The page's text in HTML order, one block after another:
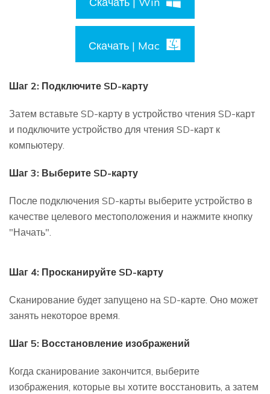
Скачать | Mac
Шаг 2: Подключите SD-карту
Затем вставьте SD-карту в устройство чтения SD-карт
и подключите устройство для чтения SD-карт к
компьютеру.
Шаг 3: Выберите SD-карту
После подключения SD-карты выберите устройство в
качестве целевого местоположения и нажмите кнопку
"Начать".
Шаг 4: Просканируйте SD-карту
Сканирование будет запущено на SD-карте. Оно может
занять некоторое время.
Шаг 5: Восстановление изображений
Когда сканирование закончится, выберите
изображения, которые вы хотите восстановить, а затем